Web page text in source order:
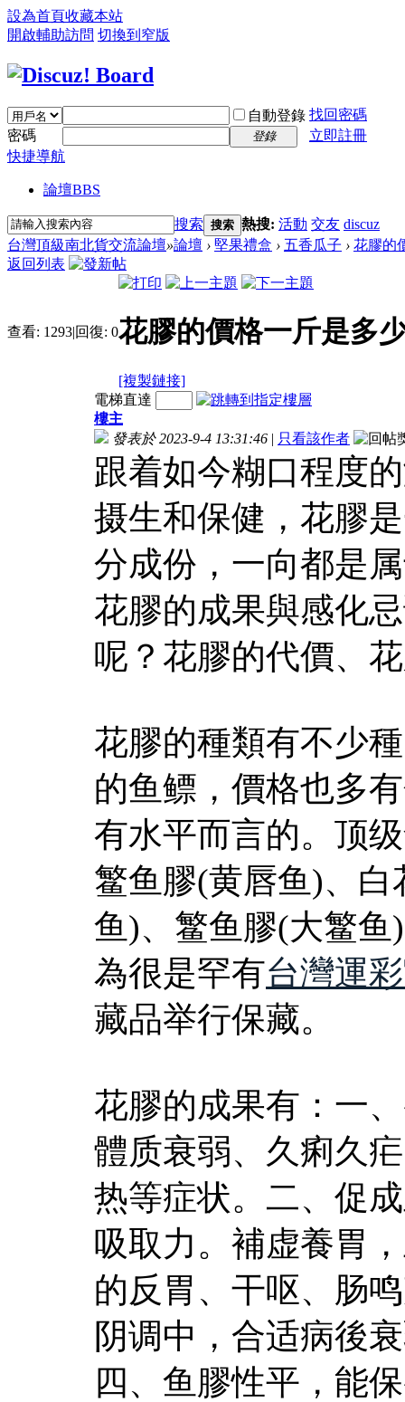
設為首頁收藏本站
開啟輔助訪問 切換到窄版
自動登錄 找回密碼
密碼
登錄
立即註冊
快捷導航
論壇BBS
搜索 搜索 熱搜: 活動 交友 discuz
台灣頂級南北貨交流論壇»論壇 › 堅果禮盒 › 五香瓜子 › 花膠的
返回列表
查看: 1293|回復: 0花膠的價格一斤是多
[複製鏈接]
電梯直達
樓主
發表於 2023-9-4 13:31:46 | 只看該作者
跟着如今糊口程度
摄生和保健，花膠
分成份，一向都是
花膠的成果與感化
呢？花膠的代價、
花膠的種類有不少
的鱼鳔，價格也多
有水平而言的。顶
鳘鱼膠(黄唇鱼)、
鱼)、鳘鱼膠(大鳘
為很是罕有台灣運
藏品举行保藏。
花膠的成果有：一
體质衰弱、久痢久
热等症状。二、促
吸取力。補虚養胃
的反胃、干呕、肠
阴调中，合适病後
四、鱼膠性平，能